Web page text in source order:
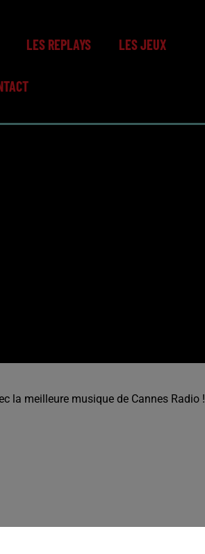
LES REPLAYS LES JEUX
la meilleure musique de Cannes Radio !